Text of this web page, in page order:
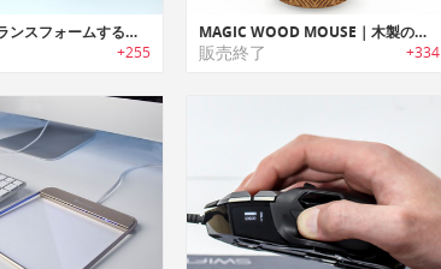
Tmouse｜トランスフォームするマウス「ティーマウス」
+255
MAGIC WOOD MOUSE｜木製のマウススキン「マジックウッドマウス」
販売終了 +334